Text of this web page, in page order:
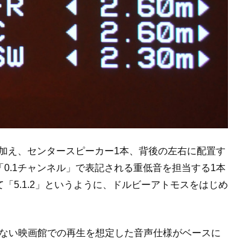
え、センタースピーカー1本、背後の左右に配置す
チャンネル」で表記される重低音を担当する1本
5.1.2」というように、ドルビーアトモスをはじめ
い映画館での再生を想定した音声仕様がベースに